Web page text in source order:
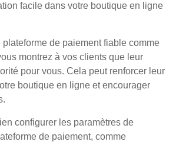
facile dans votre boutique en ligne
de paiement fiable comme
montrez à vos clients que leur
pour vous. Cela peut renforcer leur
boutique en ligne et encourager
configurer les paramètres de
de paiement, comme